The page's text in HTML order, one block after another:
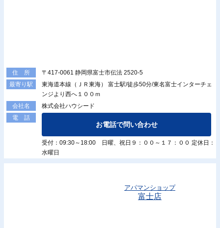
住 所
〒417-0061 静岡県富士市伝法 2520-5
最寄り駅
東海道本線（ＪＲ東海） 富士駅/徒歩50分/東名富士インターチェ
ンジより西へ１００ｍ
会社名
株式会社ハウシード
電 話
お電話で問い合わせ
受付：09:30～18:00 日曜、祝日９：００～１７：００ 定休日：
水曜日
アパマンショップ
富士店